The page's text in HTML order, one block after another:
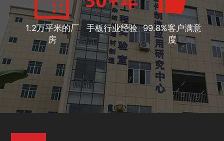
1.2万平米的厂
房
手板行业经验 99.8%客户满意
度